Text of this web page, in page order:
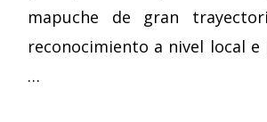
mapuche de gran
reconocimiento a nivel local e
…